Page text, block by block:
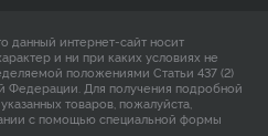
данный интернет-сайт носит
и ни при каких условиях не
положениями Статьи 437 (2)
Федерации. Для получения подробной
товаров, пожалуйста,
с помощью специальной формы